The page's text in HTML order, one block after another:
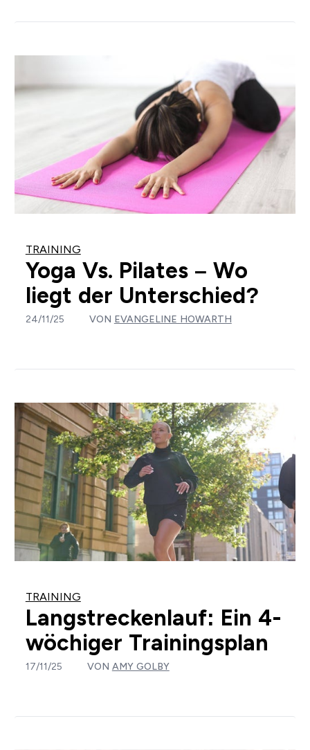
TRAINING
Yoga Vs. Pilates – Wo
liegt der Unterschied?
24/11/25 VON EVANGELINE HOWARTH
TRAINING
Langstreckenlauf: Ein 4-
wöchiger Trainingsplan
17/11/25 VON AMY GOLBY